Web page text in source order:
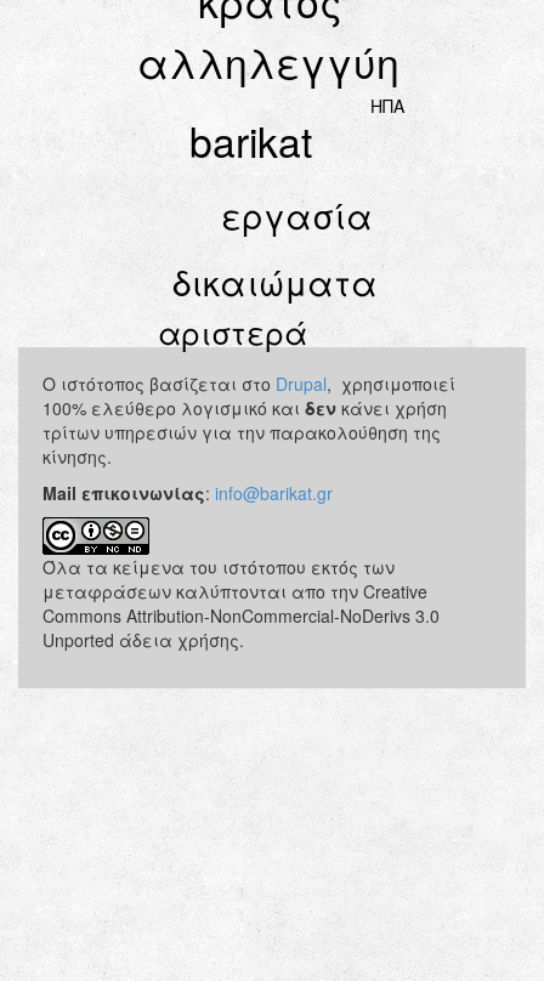
αλληλεγγύη
barikat
εργασία
δικαιώματα
αριστερά
ΗΠΑ
Ο ιστότοπος βασίζεται στο Drupal, χρησιμοποιεί
100% ελεύθερο λογισμικό και δεν κάνει χρήση
τρίτων υπηρεσιών για την παρακολούθηση της
κίνησης.
Mail επικοινωνίας: info@barikat.gr
Όλα τα κείμενα του ιστότοπου εκτός των
μεταφράσεων καλύπτονται απο την Creative
Commons Attribution-NonCommercial-NoDerivs 3.0
Unported άδεια χρήσης.